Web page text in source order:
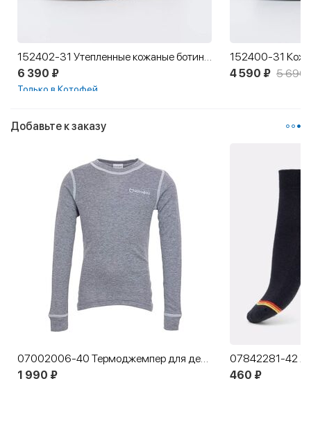
152402-31 Утепленные кожаные ботинки для девочки
6 390 ₽
Только в Котофей
4 590 ₽ 5 690
Добавьте к заказу
07002006-40 Термоджемпер для детей КОТОФЕЙ Комфорт темно-серый
1 990 ₽
460 ₽